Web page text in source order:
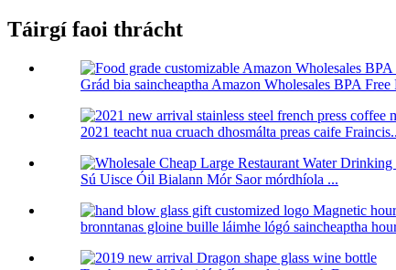
Táirgí faoi thrácht
Grád bia saincheaptha Amazon Wholesales BPA Free
2021 teacht nua cruach dhosmálta preas caife
Sú Uisce Óil Bialann Mór Saor mórdhíola ...
bronntanas gloine buille láimhe lógó saincheaptha